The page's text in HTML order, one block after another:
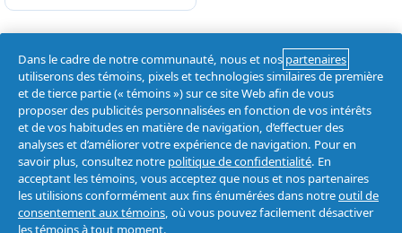
Nos marques
Dans le cadre de notre communauté, nous et nos partenaires
utiliserons des témoins, pixels et technologies similaires de première
et de tierce partie (« témoins ») sur ce site Web afin de vous
proposer des publicités personnalisées en fonction de vos intérêts
et de vos habitudes en matière de navigation, d’effectuer des
analyses et d’améliorer votre expérience de navigation. Pour en
savoir plus, consultez notre politique de confidentialité. En
acceptant les témoins, vous acceptez que nous et nos partenaires
les utilisions conformément aux fins énumérées dans notreoutil de
consentement aux témoins, où vous pouvez facilement désactiver
les témoins à tout moment.